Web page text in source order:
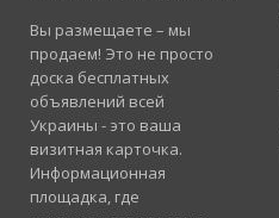
Вы размещаете – мы
продаем! Это не просто
доска бесплатных
объявлений всей
Украины - это ваша
визитная карточка.
Информационная
площадка, где